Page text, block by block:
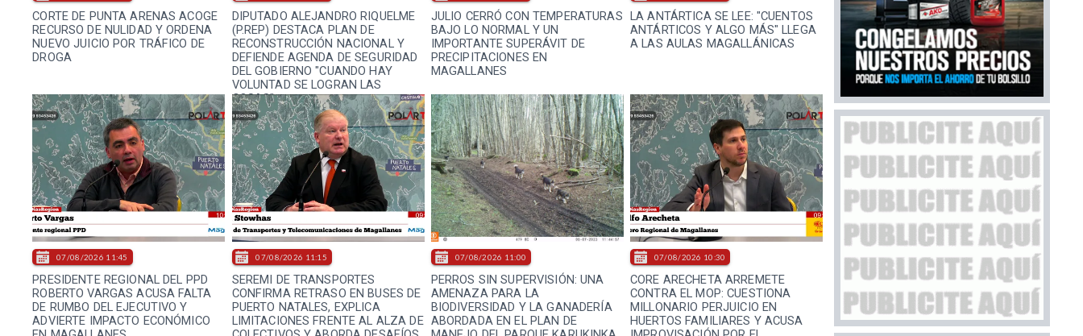
CORTE DE PUNTA ARENAS ACOGE
RECURSO DE NULIDAD Y ORDENA
NUEVO JUICIO POR TRÁFICO DE
DROGA
DIPUTADO ALEJANDRO RIQUELME
(P.REP) DESTACA PLAN DE
RECONSTRUCCIÓN NACIONAL Y
DEFIENDE AGENDA DE SEGURIDAD
DEL GOBIERNO "CUANDO HAY
VOLUNTAD SE LOGRAN LAS
COSAS"
JULIO CERRÓ CON TEMPERATURAS
BAJO LO NORMAL Y UN
IMPORTANTE SUPERÁVIT DE
PRECIPITACIONES EN
MAGALLANES
LA ANTÁRTICA SE LEE: "CUENTOS
ANTÁRTICOS Y ALGO MÁS" LLEGA
A LAS AULAS MAGALLÁNICAS
PRESIDENTE REGIONAL DEL PPD
ROBERTO VARGAS ACUSA FALTA
DE RUMBO DEL EJECUTIVO Y
ADVIERTE IMPACTO ECONÓMICO
07/08/2026 11:45
SEREMI DE TRANSPORTES
CONFIRMA RETRASO EN BUSES DE
PUERTO NATALES, EXPLICA
LIMITACIONES FRENTE AL ALZA DE
07/08/2026 11:15
PERROS SIN SUPERVISIÓN: UNA
AMENAZA PARA LA
BIODIVERSIDAD Y LA GANADERÍA
ABORDADA EN EL PLAN DE
07/08/2026 11:00
CORE ARECHETA ARREMETE
CONTRA EL MOP: CUESTIONA
MILLONARIO PERJUICIO EN
HUERTOS FAMILIARES Y ACUSA
07/08/2026 10:30